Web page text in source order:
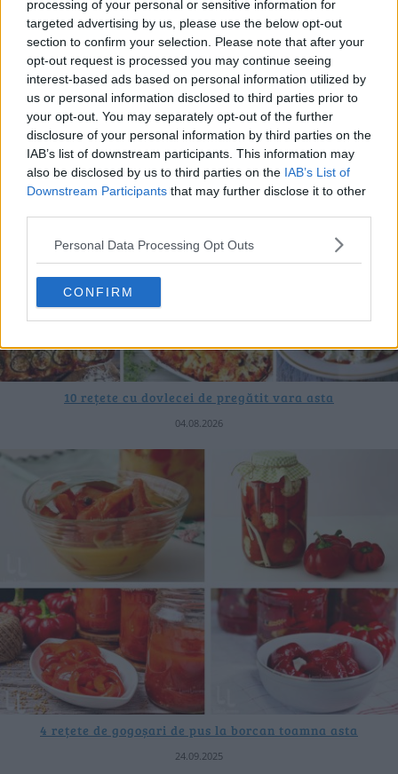
processing of your personal or sensitive information for
targeted advertising by us, please use the below opt-out
section to confirm your selection. Please note that after your
opt-out request is processed you may continue seeing
interest-based ads based on personal information utilized by
us or personal information disclosed to third parties prior to
your opt-out. You may separately opt-out of the further
disclosure of your personal information by third parties on the
IAB’s list of downstream participants. This information may
also be disclosed by us to third parties on the IAB’s List of
Downstream Participants that may further disclose it to other
Personal Data Processing Opt Outs
CONFIRM
20 de rețete de salate de vară fără prelucrare termică
06.08.2026
10 rețete cu dovlecei de pregătit vara asta
04.08.2026
4 rețete de gogoșari de pus la borcan toamna asta
24.09.2025